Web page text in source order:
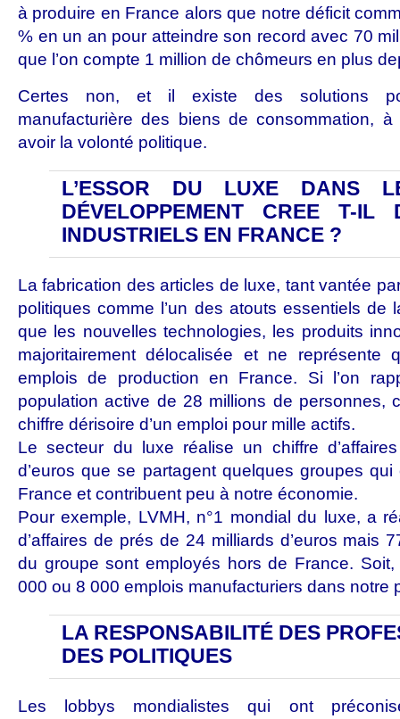
à produire en France alors que notre déficit
% en un an pour atteindre son record avec 70
que l’on compte 1 million de chômeurs en plus
Certes non, et il existe des solutions
manufacturière des biens de consommation, à
avoir la volonté politique.
L’ESSOR DU LUXE DANS
DÉVELOPPEMENT CREE T-IL
INDUSTRIELS EN FRANCE ?
La fabrication des articles de luxe, tant vantée
politiques comme l’un des atouts essentiels de
que les nouvelles technologies, les produits
majoritairement délocalisée et ne
emplois de production en France. Si l’on
population active de 28 millions de personnes,
chiffre dérisoire d’un emploi pour mille actifs.
Le secteur du luxe réalise un chiffre
d’euros que se partagent quelques groupes qui
France et contribuent peu à notre économie.
Pour exemple, LVMH, n°1 mondial du luxe, a
d’affaires de prés de 24 milliards d’euros mais
du groupe sont employés hors de France.
000 ou 8 000 emplois manufacturiers dans notre
LA RESPONSABILITÉ DES
DES POLITIQUES
Les lobbys mondialistes qui ont